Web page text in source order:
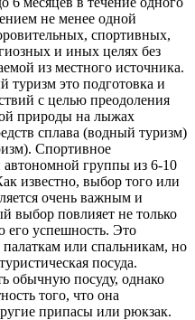
не менее одной
спортивных,
и иных целях без
из местного источника.
это подготовка и
с целью преодоления
природы на лыжах
сплава (водный туризм)
Спортивное
автономной группы из 6-10
известно, выбор того или
очень важным и
выбор повлияет не только
его успешность. Это
палаткам или спальникам, но
посуда.
обычную посуду, однако
того, что она
припасы или рюкзак.